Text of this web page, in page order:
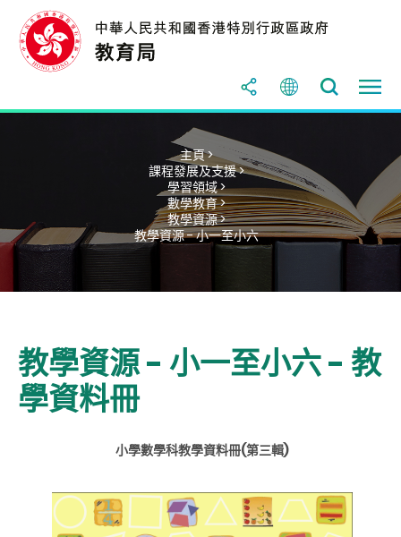
主頁 >
課程發展及支援 >
學習領域 >
數學教育 >
教學資源 >
教學資源 - 小一至小六
教學資源 - 小一至小六 - 教
學資料冊
小學數學科教學資料冊(第三輯)